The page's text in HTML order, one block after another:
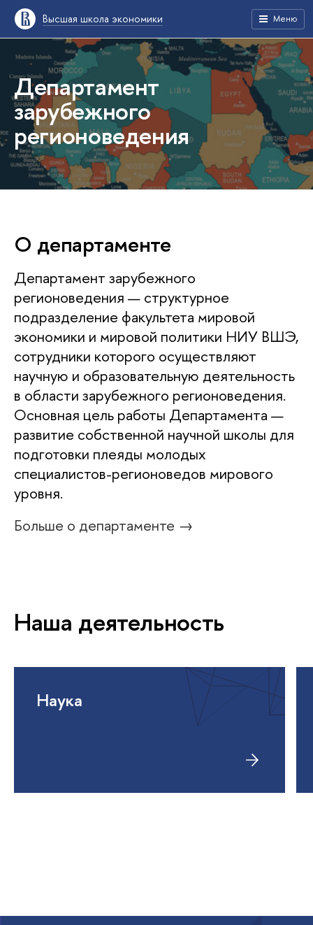
Высшая школа экономики Меню
Департамент
зарубежного
регионоведения
О департаменте
Департамент зарубежного
регионоведения — структурное
подразделение факультета мировой
экономики и мировой политики НИУ ВШЭ,
сотрудники которого осуществляют
научную и образовательную деятельность
в области зарубежного регионоведения.
Основная цель работы Департамента —
развитие собственной научной школы для
подготовки плеяды молодых
специалистов-регионоведов мирового
уровня.
Больше о департаменте →
Наша деятельность
Наука